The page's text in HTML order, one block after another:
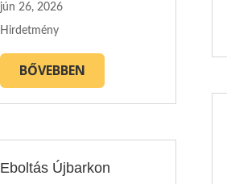
jún 26, 2026
Hirdetmény
BŐVEBBEN
Eboltás Újbarkon